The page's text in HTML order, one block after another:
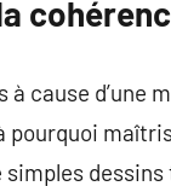
cause d’une